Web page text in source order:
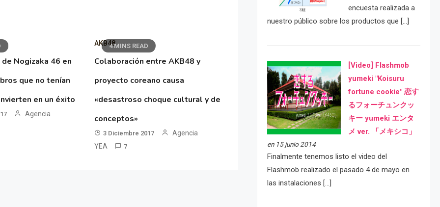
Nogizaka 46 en
que no tenían
en un éxito
Agencia
4 MINS READ
AKB48
Colaboración entre AKB48 y
proyecto coreano causa
«desastroso choque cultural y de
conceptos»
3 Diciembre 2017
Agencia
YEA
7
encuesta realizada a
nuestro público sobre los productos que […]
[Video] Flashmob
yumeki "Koisuru
fortune cookie" 恋す
るフォーチュンクッ
キー yumeki エンタ
メ ver. 「メキシコ」
en 15 junio 2014
Finalmente tenemos listo el video del
Flashmob realizado el pasado 4 de mayo en
las instalaciones […]